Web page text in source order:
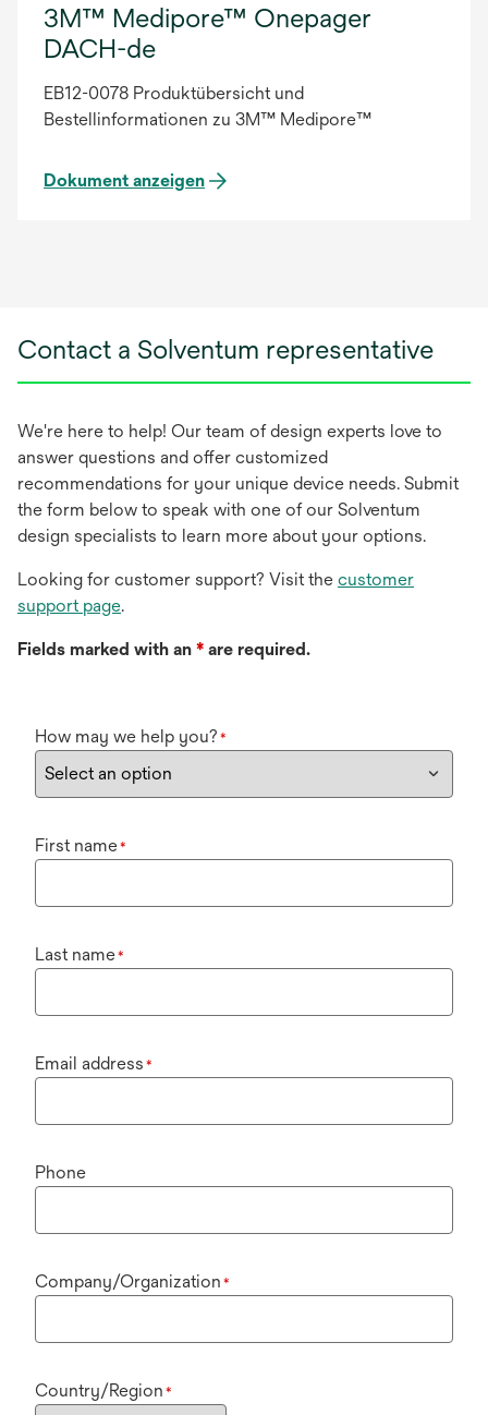
3M™ Medipore™ Onepager
DACH-de
EB12-0078 Produktübersicht und
Bestellinformationen zu 3M™ Medipore™
Dokument anzeigen
Contact a Solventum representative
We're here to help! Our team of design experts love to
answer questions and offer customized
recommendations for your unique device needs. Submit
the form below to speak with one of our Solventum
design specialists to learn more about your options.
Looking for customer support? Visit the customer
support page.
Fields marked with an * are required.
How may we help you? *
First name*
Last name*
Email address *
Phone
Company/Organization *
Country/Region *